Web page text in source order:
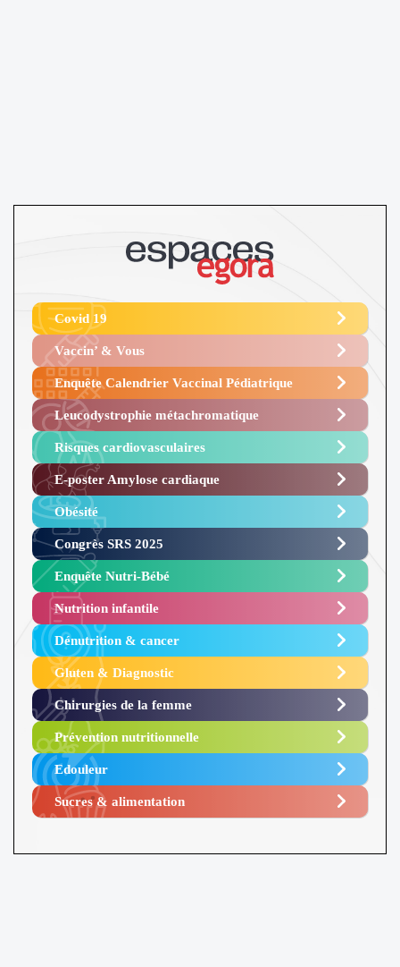
Covid 19
Vaccin’ & Vous
Enquête Calendrier Vaccinal Pédiatrique
Leucodystrophie métachromatique
Risques cardiovasculaires
E-poster Amylose cardiaque ​
Obésité ​
Congrès SRS 2025 ​
Enquête Nutri-Bébé ​
Nutrition infantile
Dénutrition & cancer
Gluten & Diagnostic
Chirurgies de la femme
Prévention nutritionnelle
Edouleur​
Sucres & alimentation​